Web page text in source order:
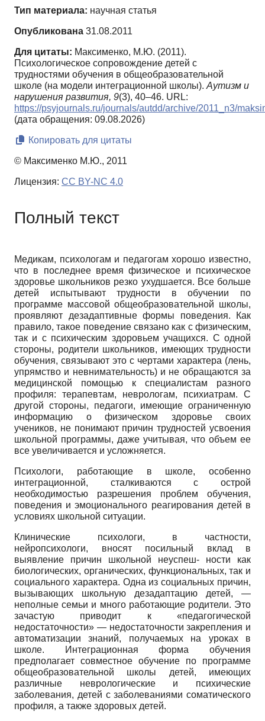
Тип материала: научная статья
Опубликована 31.08.2011
Для цитаты: Максименко, М.Ю. (2011).
Психологическое сопровождение детей с
трудностями обучения в общеобразовательной
школе (на модели интеграционной школы). Аутизм и
нарушения развития, 9(3), 40–46. URL:
https://psyjournals.ru/journals/autdd/archive/2011_n3/
(дата обращения: 09.08.2026)
Копировать для цитаты
© Максименко М.Ю., 2011
Лицензия: CC BY-NC 4.0
Полный текст
Медикам, психологам и педагогам хорошо известно,
что в последнее время физическое и психическое
здоровье школьников резко ухудшается. Все больше
детей испытывают трудности в обучении по
программе массовой общеобразовательной школы,
проявляют дезадаптивные формы поведения. Как
правило, такое поведение связано как с физическим,
так и с психическим здоровьем учащихся. С одной
стороны, родители школьников, имеющих трудности
обучения, связывают это с чертами характера (лень,
упрямство и невнимательность) и не обращаются за
медицинской помощью к специалистам разного
профиля: терапевтам, неврологам, психиатрам. С
другой стороны, педагоги, имеющие ограниченную
информацию о физическом здоровье своих
учеников, не понимают причин трудностей усвоения
школьной программы, даже учитывая, что объем ее
все увеличивается и усложняется.
Психологи, работающие в школе, особенно
интеграционной, сталкиваются с острой
необходимостью разрешения проблем обучения,
поведения и эмоционального реагирования детей в
условиях школьной ситуации.
Клинические психологи, в частности,
нейропсихологи, вносят посильный вклад в
выявление причин школьной неуспеш- ности как
биологических, органических, функциональных, так и
социального характера. Одна из социальных причин,
вызывающих школьную дезадаптацию детей, —
неполные семьи и много работающие родители. Это
зачастую приводит к «педагогической
недостаточности» — недостаточности закрепления и
автоматизации знаний, получаемых на уроках в
школе. Интеграционная форма обучения
предполагает совместное обучение по программе
общеобразовательной школы детей, имеющих
различные неврологические и психические
заболевания, детей с заболеваниями соматического
профиля, а также здоровых детей.